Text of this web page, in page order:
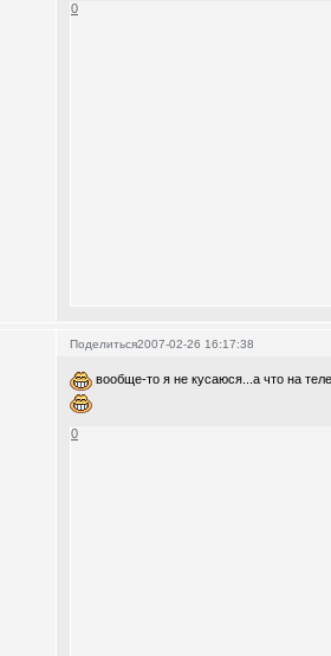
0
Поделиться2007-02-26 16:17:38
вообще-то я не кусаюся...а что на
0